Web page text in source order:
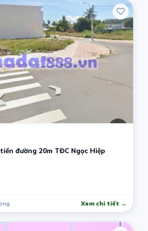
đường 20m TĐC Ngọc Hiệp
Xem chi tiết →